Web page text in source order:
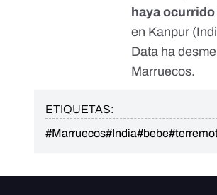
haya
en Kanpur
Data ha
Marruecos.
ETIQUETAS:
#Marruecos#India#bebe